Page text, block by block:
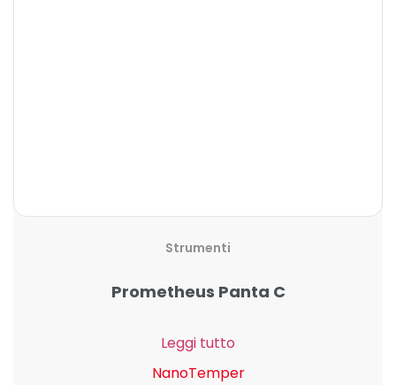
Strumenti
Prometheus Panta C
Leggi tutto
NanoTemper